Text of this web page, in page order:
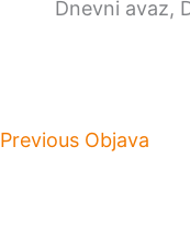
Dnevni avaz,
Previous Objava